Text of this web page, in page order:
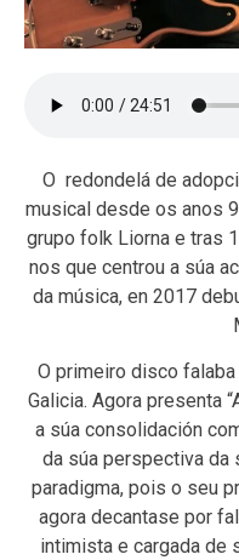
O redondelá de
musical desde os anos
grupo folk Liorna e tras
nos que centrou a súa
da música, en 2017
O primeiro disco
Galicia. Agora presenta
a súa consolidación
da súa perspectiva da
paradigma, pois o seu
agora decantase por
intimista e cargada de